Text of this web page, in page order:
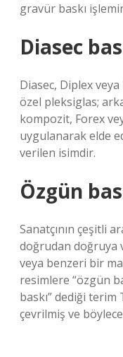
gravür baskı
Diasec
Diasec, Diplex
özel pleksiglas;
kompozit, Forex
uygulanarak elde
verilen isimdir.
Özgün
Sanatçının çeşitli
doğrudan doğruya
veya benzeri bir
resimlere “özgün
baskı” dediği
çevrilmiş ve